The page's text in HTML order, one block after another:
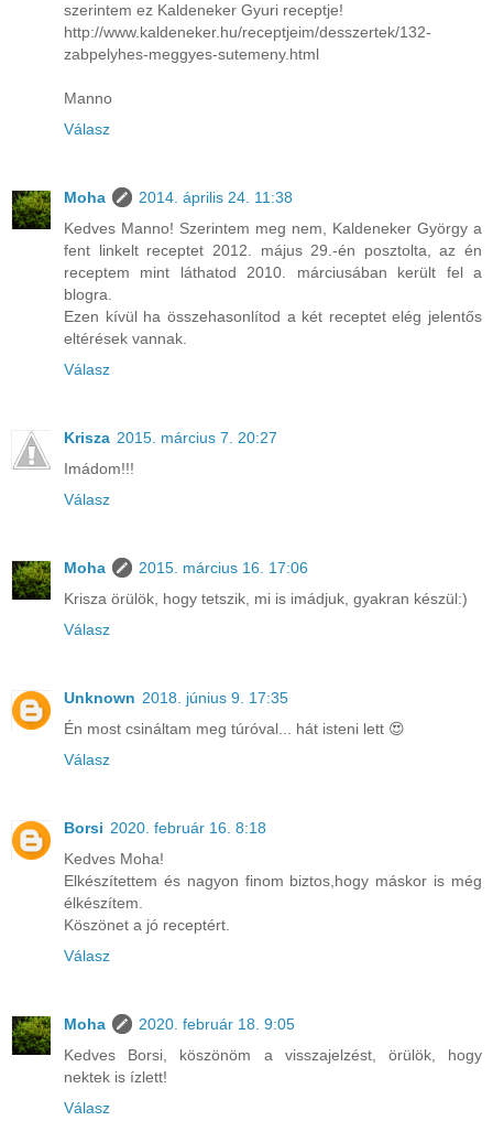
szerintem ez Kaldeneker Gyuri receptje!
http://www.kaldeneker.hu/receptjeim/desszertek/132-
zabpelyhes-meggyes-sutemeny.html
Manno
Válasz
Moha
2014. április 24. 11:38
Kedves Manno! Szerintem meg nem, Kaldeneker György a
fent linkelt receptet 2012. május 29.-én posztolta, az én
receptem mint láthatod 2010. márciusában került fel a
blogra.
Ezen kívül ha összehasonlítod a két receptet elég jelentős
eltérések vannak.
Válasz
Krisza 2015. március 7. 20:27
Imádom!!!
Válasz
Moha
2015. március 16. 17:06
Krisza örülök, hogy tetszik, mi is imádjuk, gyakran készül:)
Válasz
Unknown 2018. június 9. 17:35
Én most csináltam meg túróval... hát isteni lett 😍
Válasz
Borsi 2020. február 16. 8:18
Kedves Moha!
Elkészítettem és nagyon finom biztos,hogy máskor is még
élkészítem.
Köszönet a jó receptért.
Válasz
Moha
2020. február 18. 9:05
Kedves Borsi, köszönöm a visszajelzést, örülök, hogy
nektek is ízlett!
Válasz